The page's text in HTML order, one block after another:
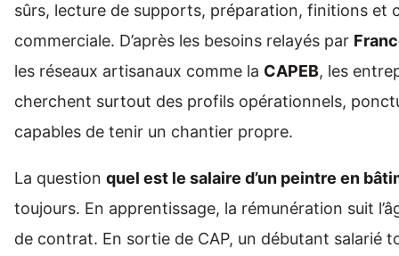
sûrs, lecture de supports, préparation, finitions et
commerciale. D’après les besoins relayés par
les réseaux artisanaux comme la CAPEB, les
cherchent surtout des profils opérationnels,
capables de tenir un chantier propre.
La question quel est le salaire d’un peintre en
toujours. En apprentissage, la rémunération suit
de contrat. En sortie de CAP, un débutant salarié